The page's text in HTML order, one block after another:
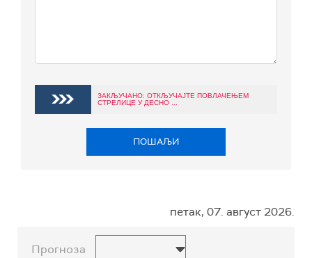
ЗАКЉУЧАНО: ОТКЉУЧАЈТЕ ПОВЛАЧЕЊЕМ
СТРЕЛИЦЕ У ДЕСНО ...
ПОШАЉИ
петак, 07. август 2026.
Прогноза